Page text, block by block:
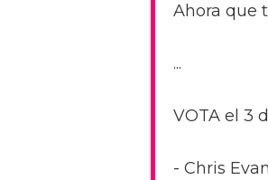
Ahora que
...
VOTA el 3
- Chris